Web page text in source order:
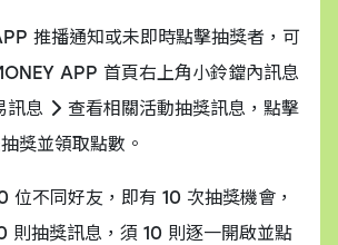
推播通知或未即時點擊抽獎者，可
APP 首頁右上角小鈴鐺內訊息
訊息
查看相關活動抽獎訊息，點擊
獎並領取點數。
位不同好友，即有 10 次抽獎機會，
則抽獎訊息，須 10 則逐一開啟並點